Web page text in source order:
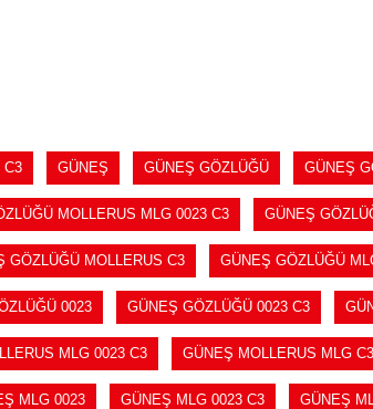
C3 GÜNEŞ GÜNEŞ GÖZLÜĞÜ GÜNEŞ
MOLLERUS MLG 0023 C3 GÜNEŞ
GÖZLÜĞÜ MOLLERUS C3 GÜNEŞ GÖZLÜĞÜ
0023 GÜNEŞ GÖZLÜĞÜ 0023 C3
MLG 0023 C3 GÜNEŞ MOLLERUS MLG C3
MLG 0023 GÜNEŞ MLG 0023 C3 GÜNEŞ